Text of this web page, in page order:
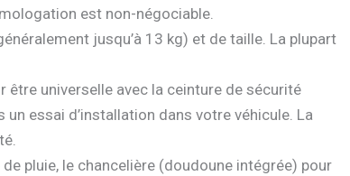
est non-négociable.
jusqu’à 13 kg) et de taille. La plupart
être universelle avec la ceinture de sécurité
un essai d’installation dans votre véhicule. La
pluie, le chancelière (doudoune intégrée) pour